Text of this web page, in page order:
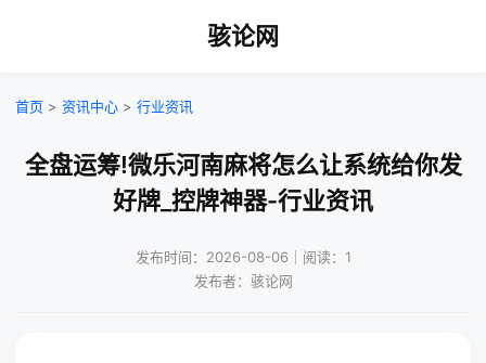
骇论网
首页 > 资讯中心 > 行业资讯
全盘运筹!微乐河南麻将怎么让系统给你发
好牌_控牌神器-行业资讯
发布时间：2026-08-06｜阅读：1
发布者：骇论网